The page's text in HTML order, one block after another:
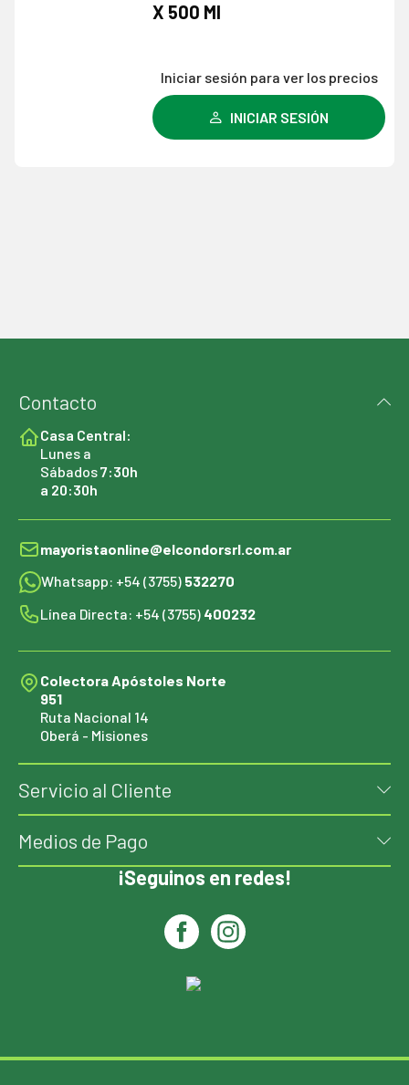
X 500 Ml
Iniciar sesión para ver los precios
INICIAR SESIÓN
Contacto
Casa Central:
Lunes a
Sábados7:30h
a 20:30h
mayoristaonline@elcondorsrl.com.ar
Whatsapp: +54 (3755) 532270
Línea Directa: +54 (3755) 400232
Colectora Apóstoles Norte
951
Ruta Nacional 14
Oberá - Misiones
Servicio al Cliente
Medios de Pago
¡Seguinos en redes!